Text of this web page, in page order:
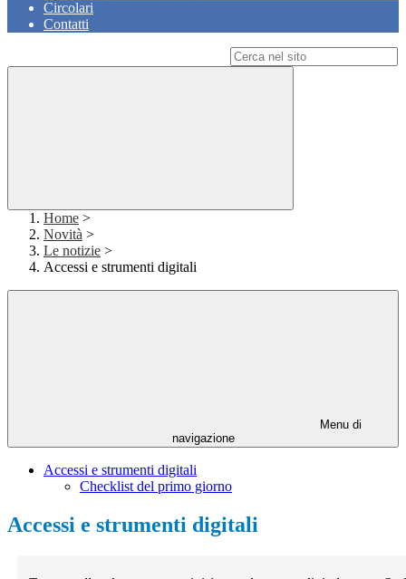
Circolari
Contatti
Home >
Novità >
Le notizie >
Accessi e strumenti digitali
Menu di
navigazione
Accessi e strumenti digitali
Checklist del primo giorno
Accessi e strumenti digitali